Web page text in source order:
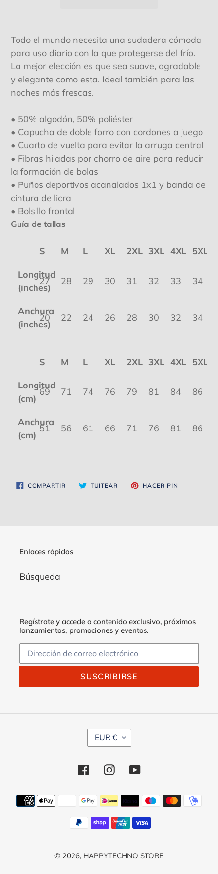
el
a
carrito
de
Todo el mundo necesita una sudadera cómoda
para uso diario con la que protegerse del frío.
La mejor elección es que sea suave, agradable
y elegante como esta. Ideal también para las
noches más frescas.
• 50% algodón, 50% poliéster
• Capucha de doble forro con cordones a juego
• Cuarto de vuelta para evitar la arruga central
• Fibras hiladas por chorro de aire para reducir
la formación de bolas
• Puños deportivos acanalados 1x1 y banda de
cintura de licra
• Bolsillo frontal
Guía de tallas
S M L XL 2XL 3XL 4XL 5XL
Longitud
(inches)
27 28 29 30 31 32 33 34
Anchura
(inches)
20 22 24 26 28 30 32 34
S M L XL 2XL 3XL 4XL 5XL
Longitud
(cm)
69 71 74 76 79 81 84 86
Anchura
(cm)
51 56 61 66 71 76 81 86
COMPARTIRCOMPARTIR
EN
TUITEAR TUITEARHACER PIN
Enlaces rápidos
Búsqueda
Regístrate y accede a contenido exclusivo, próximos
lanzamientos, promociones y eventos.
SUSCRIBIRSE
M
O
E
D
EUR €
FacebookInstagramYouTube
Métodos
de
pago
© 2026, HAPPYTECHNO STORE